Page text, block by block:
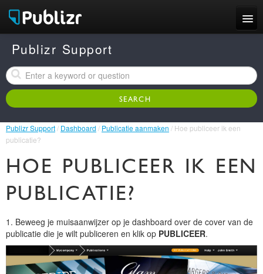
Features
Examples
Pricing
Support
LOG IN SIGN UP FREE
Publizr Support
Publizr Support/ Dashboard / Publicatie aanmaken / Hoe publiceer ik een
publicatie?
HOE PUBLICEER IK EEN
PUBLICATIE?
1. Beweeg je muisaanwijzer op je dashboard over de cover van de
publicatie die je wilt publiceren en klik op PUBLICEER.